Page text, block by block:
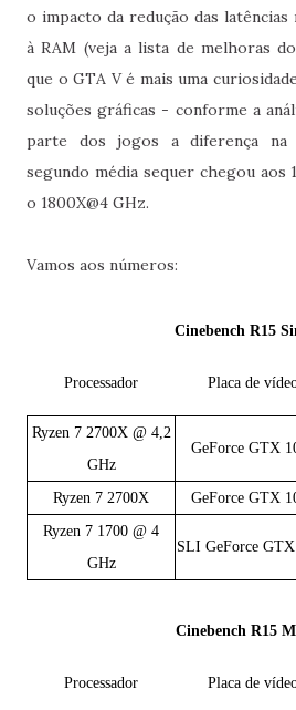
o impacto da redução das latências
à RAM (veja a lista de melhoras
que o GTA V é mais uma
soluções gráficas - conforme a
parte dos jogos a diferença
segundo média sequer chegou aos
o 1800X@4 GHz.
Vamos aos números:
Cinebench R15
Processador Placa de
Ryzen 7 2700X @ 4,2
GHz
GeForce GTX
Ryzen 7 2700X GeForce GTX
Ryzen 7 1700 @ 4
GHz
SLI GeForce
Cinebench R15
Processador Placa de